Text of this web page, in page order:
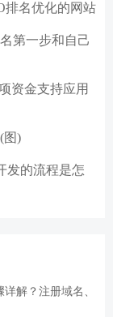
排名优化的网站
第一步和自己
资金支持应用
图)
发的流程是怎
解？注册域名、